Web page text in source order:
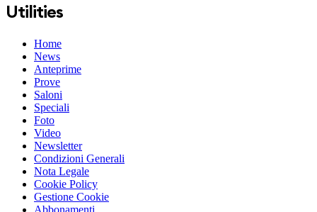
Utilities
Home
News
Anteprime
Prove
Saloni
Speciali
Foto
Video
Newsletter
Condizioni Generali
Nota Legale
Cookie Policy
Gestione Cookie